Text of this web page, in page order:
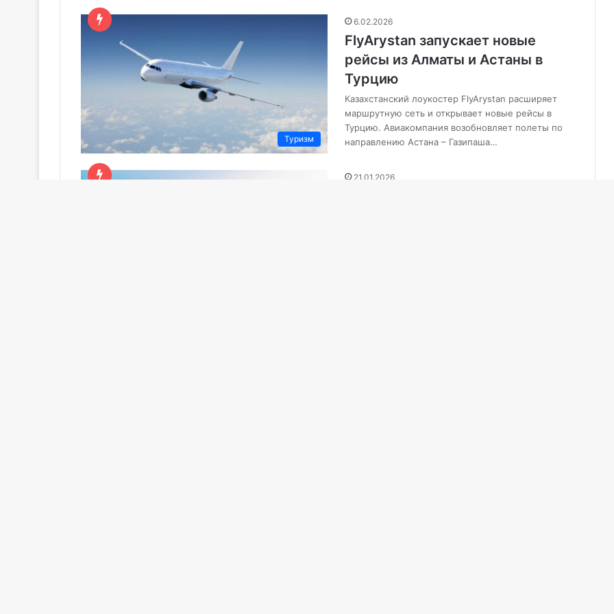
Туризм
6.02.2026
FlyArystan запускает новые
рейсы из Алматы и Астаны в
Турцию
Казахстанский лоукостер FlyArystan расширяет
маршрутную сеть и открывает новые рейсы в
Турцию. Авиакомпания возобновляет полеты по
направлению Астана – Газипаша…
21.01.2026